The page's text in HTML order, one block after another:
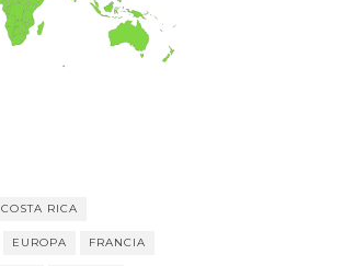
COSTA RICA
EUROPA FRANCIA